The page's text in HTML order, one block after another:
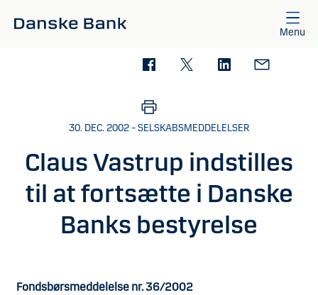
Menu
30. DEC. 2002 – SELSKABSMEDDELELSER
Claus Vastrup indstilles
til at fortsætte i Danske
Banks bestyrelse
Fondsbørsmeddelelse nr. 36/2002